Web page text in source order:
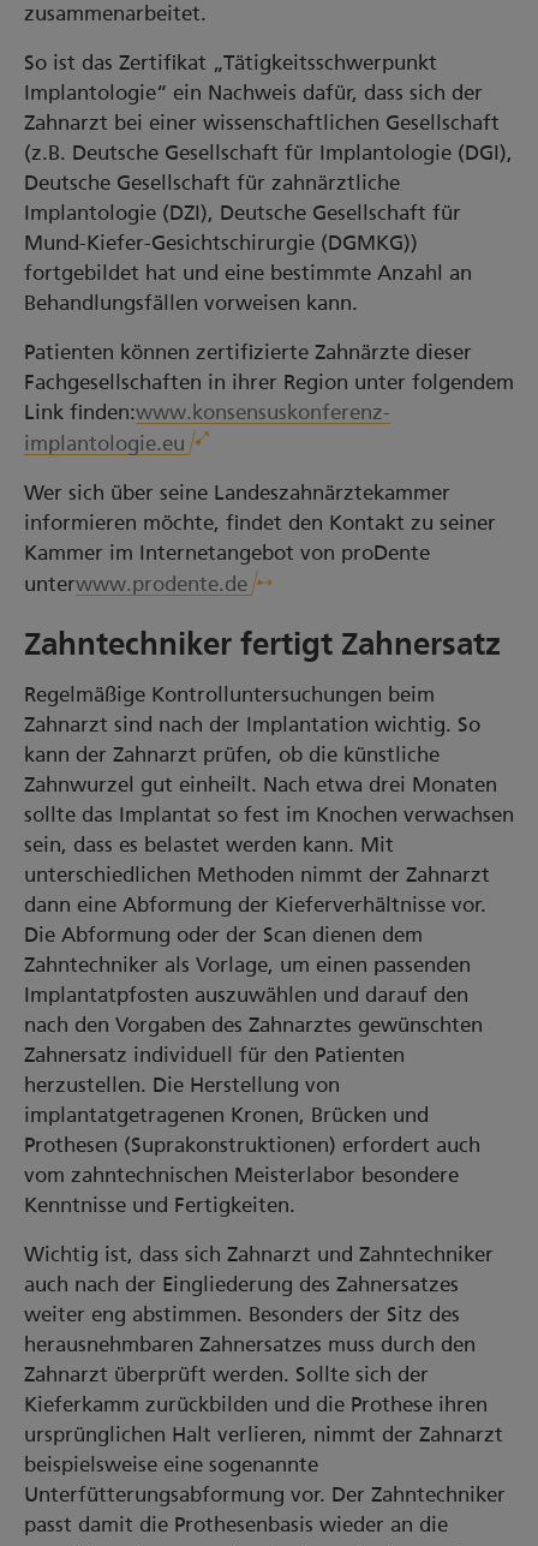
zusammenarbeitet.
So ist das Zertifikat „Tätigkeitsschwerpunkt
Implantologie“ ein Nachweis dafür, dass sich der
Zahnarzt bei einer wissenschaftlichen Gesellschaft
(z.B. Deutsche Gesellschaft für Implantologie (DGI),
Deutsche Gesellschaft für zahnärztliche
Implantologie (DZI), Deutsche Gesellschaft für
Mund-Kiefer-Gesichtschirurgie (DGMKG))
fortgebildet hat und eine bestimmte Anzahl an
Behandlungsfällen vorweisen kann.
Patienten können zertifizierte Zahnärzte dieser
Fachgesellschaften in ihrer Region unter folgendem
Link finden:www.konsensuskonferenz-
implantologie.eu
Wer sich über seine Landeszahnärztekammer
informieren möchte, findet den Kontakt zu seiner
Kammer im Internetangebot von proDente
unterwww.prodente.de
Zahntechniker fertigt Zahnersatz
Regelmäßige Kontrolluntersuchungen beim
Zahnarzt sind nach der Implantation wichtig. So
kann der Zahnarzt prüfen, ob die künstliche
Zahnwurzel gut einheilt. Nach etwa drei Monaten
sollte das Implantat so fest im Knochen verwachsen
sein, dass es belastet werden kann. Mit
unterschiedlichen Methoden nimmt der Zahnarzt
dann eine Abformung der Kieferverhältnisse vor.
Die Abformung oder der Scan dienen dem
Zahntechniker als Vorlage, um einen passenden
Implantatpfosten auszuwählen und darauf den
nach den Vorgaben des Zahnarztes gewünschten
Zahnersatz individuell für den Patienten
herzustellen. Die Herstellung von
implantatgetragenen Kronen, Brücken und
Prothesen (Suprakonstruktionen) erfordert auch
vom zahntechnischen Meisterlabor besondere
Kenntnisse und Fertigkeiten.
Wichtig ist, dass sich Zahnarzt und Zahntechniker
auch nach der Eingliederung des Zahnersatzes
weiter eng abstimmen. Besonders der Sitz des
herausnehmbaren Zahnersatzes muss durch den
Zahnarzt überprüft werden. Sollte sich der
Kieferkamm zurückbilden und die Prothese ihren
ursprünglichen Halt verlieren, nimmt der Zahnarzt
beispielsweise eine sogenannte
Unterfütterungsabformung vor. Der Zahntechniker
passt damit die Prothesenbasis wieder an die